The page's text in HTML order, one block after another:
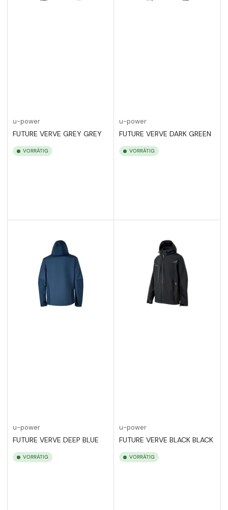
u-power
FUTURE VERVE GREY GREY
VORRÄTIG
u-power
FUTURE VERVE DARK GREEN
VORRÄTIG
u-power
FUTURE VERVE DEEP BLUE
VORRÄTIG
u-power
FUTURE VERVE BLACK BLACK
VORRÄTIG